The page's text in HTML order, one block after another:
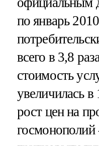
по январь
всего в 3,8
стоимость
увеличилась в
рост цен на
госмонополий